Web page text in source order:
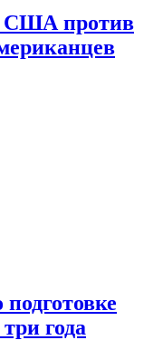
США против
года